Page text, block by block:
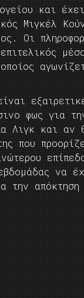
και
Μιγκέλ
Οι
φως για
Λιγκ και
που
να
απόκτηση